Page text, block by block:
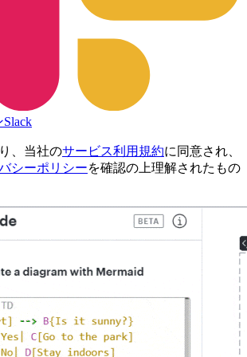
Slack
、当社のサービス利用規約に同意され、
シーポリシーを確認の上理解されたもの